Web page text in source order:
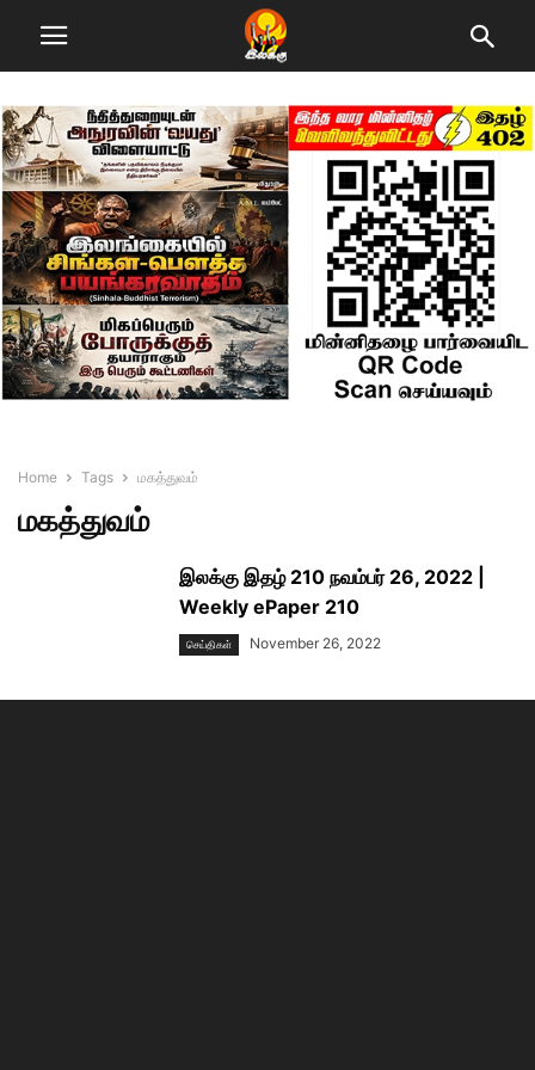
Home Tags மகத்துவம்
மகத்துவம்
இலக்கு இதழ் 210 நவம்பர் 26, 2022 |
Weekly ePaper 210
செய்திகள் November 26, 2022